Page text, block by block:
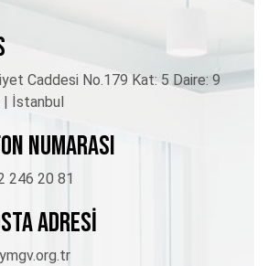
Caddesi No.179 Kat: 5 Daire: 9
| İstanbul
NUMARASI
246 20 81
ADRESİ